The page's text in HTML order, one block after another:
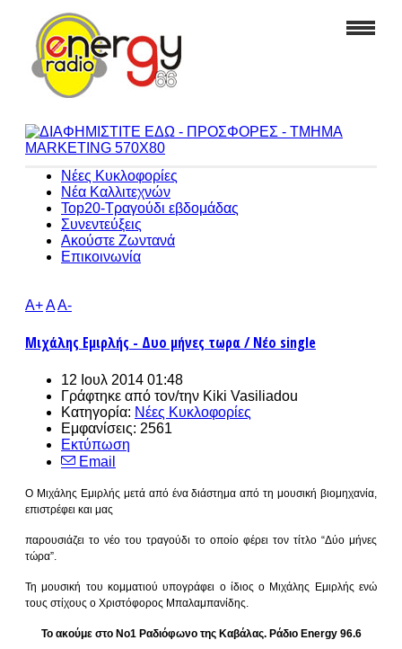
Νέες Κυκλοφορίες
Νέα Καλλιτεχνών
Top20-Τραγούδι εβδομάδας
Συνεντεύξεις
Ακούστε Ζωντανά
Επικοινωνία
A+AA-
Μιχάλης Εμιρλής - Δυο μήνες τωρα / Νέο single
12 Ιουλ 2014 01:48
Γράφτηκε από τον/την Kiki Vasiliadou
Κατηγορία: Νέες Κυκλοφορίες
Εμφανίσεις: 2561
Εκτύπωση
Email
Ο Μιχάλης Εμιρλής μετά από ένα διάστημα από τη μουσική βιομηχανία,
επιστρέφει και μας
παρουσιάζει το νέο του τραγούδι το οποίο φέρει τον τίτλο “Δύο μήνες
τώρα”.
Τη μουσική του κομματιού υπογράφει ο ίδιος ο Μιχάλης Εμιρλής ενώ
τους στίχους ο Χριστόφορος Μπαλαμπανίδης.
Το ακούμε στο Νο1 Ραδιόφωνο της Καβάλας. Ράδιο Energy 96.6